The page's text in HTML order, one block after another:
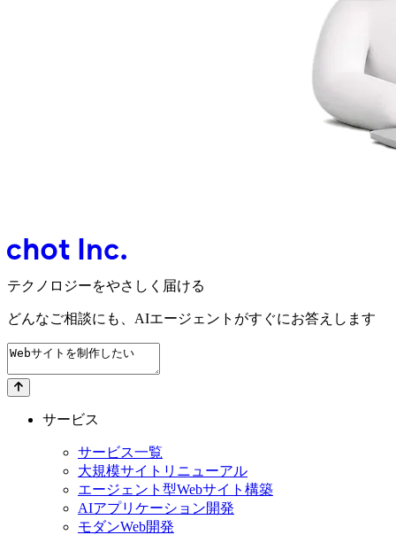
テクノロジーをやさしく届ける
どんなご相談にも、 AIエージェントがすぐにお答えします
サービス
サービス一覧
大規模サイトリニューアル
エージェント型Webサイト構築
AIアプリケーション開発
モダンWeb開発